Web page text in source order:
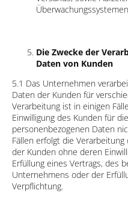
Die Zwecke der
Daten von Kunden
5.1 Das Unternehmen
Daten der Kunden für
Verarbeitung ist in einigen
Einwilligung des Kunden für
personenbezogenen Daten
Fällen erfolgt die
der Kunden ohne deren
Erfüllung eines Vertrags, des
Unternehmens oder der
Verpflichtung.